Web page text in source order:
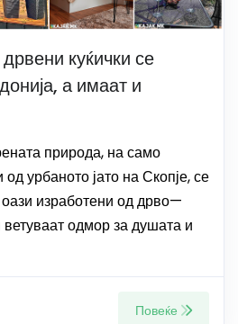
куќички се
а имаат и
природа, на само
урбаното јато на Скопје, се
изработени од дрво—
одмор за душата и
Повеќе